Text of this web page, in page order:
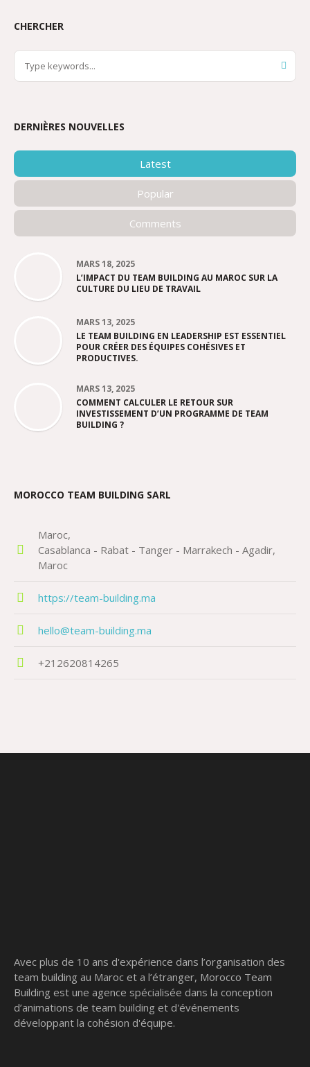
CHERCHER
DERNIÈRES NOUVELLES
Latest
Popular
Comments
MARS 18, 2025
L’IMPACT DU TEAM BUILDING AU MAROC SUR LA
CULTURE DU LIEU DE TRAVAIL
MARS 13, 2025
LE TEAM BUILDING EN LEADERSHIP EST ESSENTIEL
POUR CRÉER DES ÉQUIPES COHÉSIVES ET
PRODUCTIVES.
MARS 13, 2025
COMMENT CALCULER LE RETOUR SUR
INVESTISSEMENT D’UN PROGRAMME DE TEAM
BUILDING ?
MOROCCO TEAM BUILDING SARL
Maroc
Casablanca - Rabat - Tanger - Marrakech - Agadir
Maroc
https://team-building.ma
hello@team-building.ma
+212620814265
Avec plus de 10 ans d'expérience dans l’organisation des
team building au Maroc et a l’étranger, Morocco Team
Building est une agence spécialisée dans la conception
d’animations de team building et d'événements
développant la cohésion d'équipe.